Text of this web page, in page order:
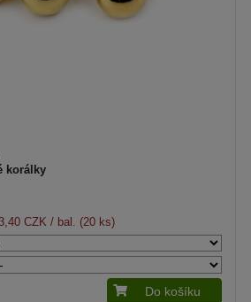
korálky
CZK / bal. (20 ks)
Do košíku